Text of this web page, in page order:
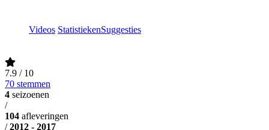
Videos StatistiekenSuggesties
7.9 / 10
70 stemmen
4 seizoenen
/
104 afleveringen
/ 2012 - 2017